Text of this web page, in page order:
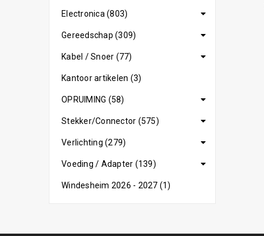
Electronica (803)
Gereedschap (309)
Kabel / Snoer (77)
Kantoor artikelen (3)
OPRUIMING (58)
Stekker/Connector (575)
Verlichting (279)
Voeding / Adapter (139)
Windesheim 2026 - 2027 (1)